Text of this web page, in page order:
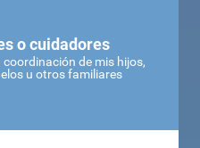
o cuidadores
coordinación de mis hijos,
u otros familiares